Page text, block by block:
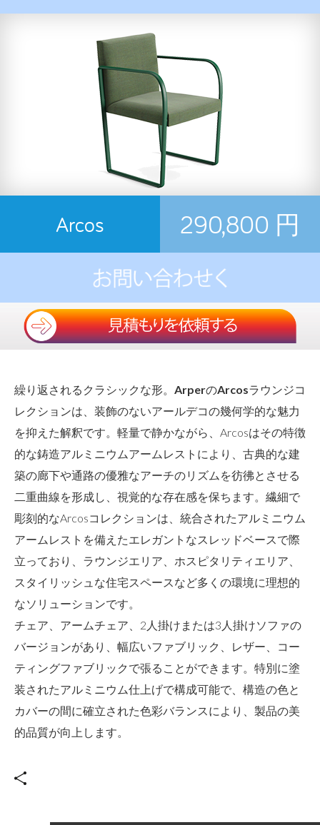
Arcos 290,800 円
繰り返されるクラシックな形。 ArperのArcosラウンジコ
レクションは、装飾のないアールデコの幾何学的な魅力
を抑えた解釈です。軽量で静かながら、Arcosはその特徴
的な鋳造アルミニウムアームレストにより、古典的な建
築の廊下や通路の優雅なアーチのリズムを彷彿とさせる
二重曲線を形成し、視覚的な存在感を保ちます。繊細で
彫刻的なArcosコレクションは、統合されたアルミニウム
アームレストを備えたエレガントなスレッドベースで際
立っており、ラウンジエリア、ホスピタリティエリア、
スタイリッシュな住宅スペースなど多くの環境に理想的
なソリューションです。
チェア、アームチェア、2人掛けまたは3人掛けソファの
バージョンがあり、幅広いファブリック、レザー、コー
ティングファブリックで張ることができます。特別に塗
装されたアルミニウム仕上げで構成可能で、構造の色と
カバーの間に確立された色彩バランスにより、製品の美
的品質が向上します。